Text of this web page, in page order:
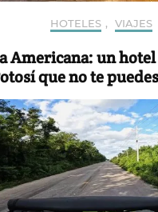
HOTELES , VIAJES
Americana: un hotel
que no te